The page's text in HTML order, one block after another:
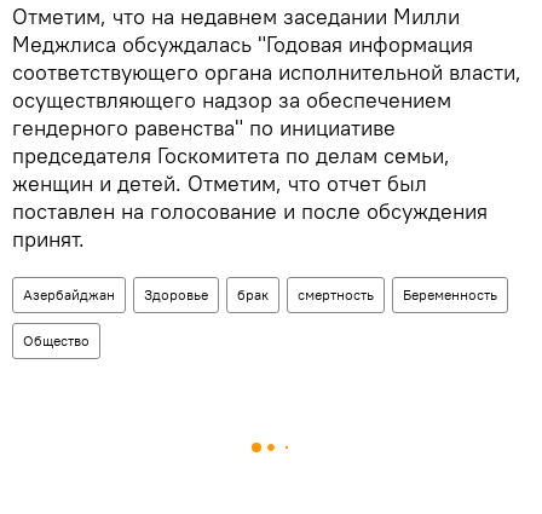
Отметим, что на недавнем заседании Милли
Меджлиса обсуждалась "Годовая информация
соответствующего органа исполнительной власти,
осуществляющего надзор за обеспечением
гендерного равенства" по инициативе
председателя Госкомитета по делам семьи,
женщин и детей. Отметим, что отчет был
поставлен на голосование и после обсуждения
принят.
Азербайджан Здоровье брак смертность Беременность
Общество